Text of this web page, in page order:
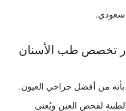
من أفضل جراحي العيون.
لفحص العين ويُعنى